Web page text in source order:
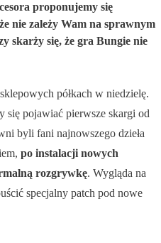
proponujemy się
nie zależy Wam na sprawnym
skarży się, że gra Bungie nie
półkach w niedzielę.
się pojawiać pierwsze skargi od
byli fani najnowszego dzieła
po instalacji nowych
rozgrywkę. Wygląda na
specjalny patch pod nowe